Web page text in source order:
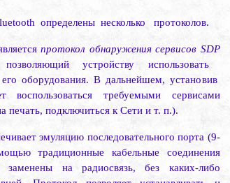
определены несколько протоколов.
протокол обнаружения сервисов SDP
устройству использовать
оборудования. В дальнейшем, установив
воспользоваться требуемыми сервисами
печать, подключиться к Сети и т. п.).
эмуляцию последовательного порта (9-
традиционные кабельные соединения
на радио­связь, без каких-либо